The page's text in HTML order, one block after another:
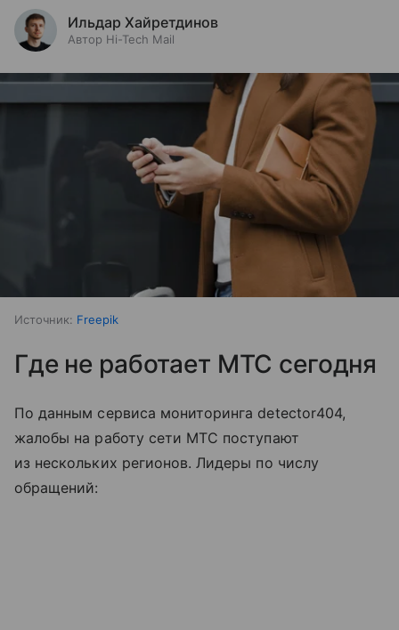
Ильдар Хайретдинов
Автор Hi-Tech Mail
Источник: Freepik
Где не работает МТС сегодня
По данным сервиса мониторинга detector404,
жалобы на работу сети МТС поступают
из нескольких регионов. Лидеры по числу
обращений: